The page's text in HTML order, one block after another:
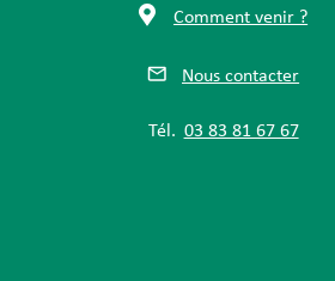
Comment venir ?
Nous contacter
Tél. 03 83 81 67 67